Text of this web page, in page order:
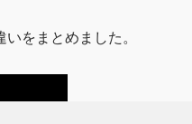
をまとめました。